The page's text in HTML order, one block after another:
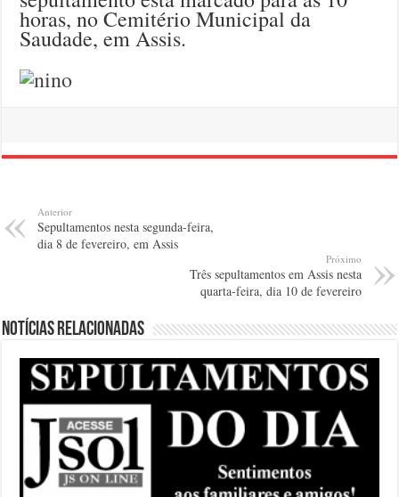
horas, no Cemitério Municipal da
Saudade, em Assis.
Anterior
Sepultamentos nesta segunda-feira,
dia 8 de fevereiro, em Assis
Próximo
Três sepultamentos em Assis nesta
quarta-feira, dia 10 de fevereiro
Notícias relacionadas